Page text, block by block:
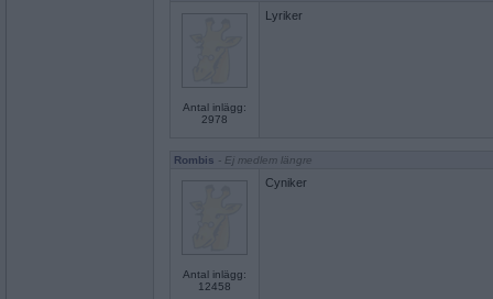
Antal inlägg:
2978
Lyriker
Rombis - Ej medlem längre
Antal inlägg:
12458
Cyniker